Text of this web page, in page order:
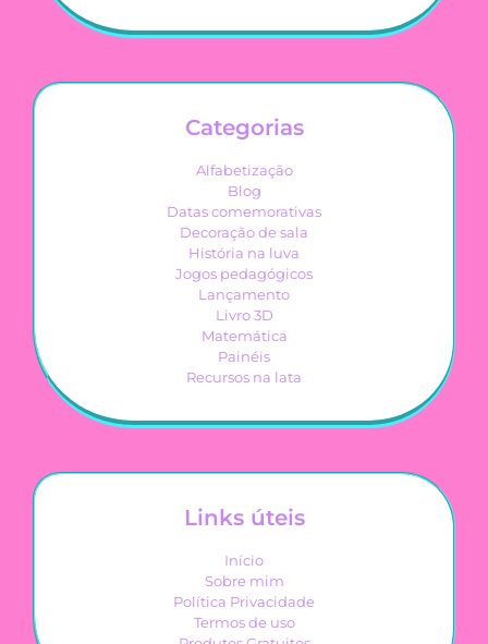
Categorias
Alfabetização
Blog
Datas comemorativas
Decoração de sala
História na luva
Jogos pedagógicos
Lançamento
Livro 3D
Matemática
Painéis
Recursos na lata
Links úteis
Início
Sobre mim
Política Privacidade
Termos de uso